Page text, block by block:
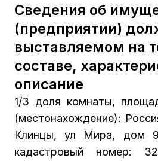
Сведения об
(предприятии)
выставляемом на
составе,
описание
1/3 доля комнаты,
(местонахождение):
Клинцы, ул Мира, дом
кадастровый номер: